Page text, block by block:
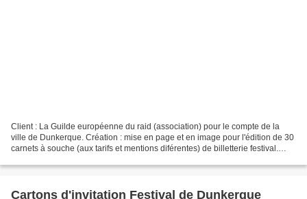
Client : La Guilde européenne du raid (association) pour le compte de la
ville de Dunkerque. Création : mise en page et en image pour l'édition de 30
carnets à souche (aux tarifs et mentions diférentes) de billetterie festival.
Cartons d'invitation Festival de Dunkerque